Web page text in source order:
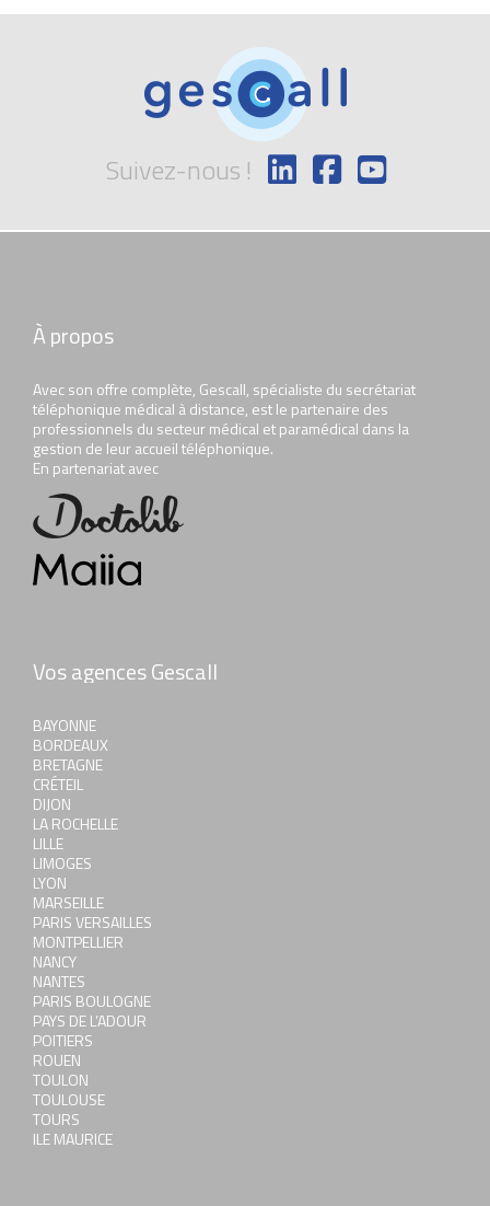
Suivez-nous !
À propos
Avec son offre complète, Gescall, spécialiste du secrétariat
téléphonique médical à distance, est le partenaire des
professionnels du secteur médical et paramédical dans la
gestion de leur accueil téléphonique.
En partenariat avec
Vos agences Gescall
BAYONNE
BORDEAUX
BRETAGNE
CRÉTEIL
DIJON
LA ROCHELLE
LILLE
LIMOGES
LYON
MARSEILLE
PARIS VERSAILLES
MONTPELLIER
NANCY
NANTES
PARIS BOULOGNE
PAYS DE L’ADOUR
POITIERS
ROUEN
TOULON
TOULOUSE
TOURS
ILE MAURICE